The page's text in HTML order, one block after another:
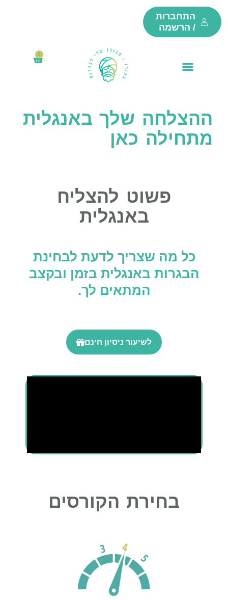
דילוג
לתוכן
התחברות
/ הרשמה
0
עגלת
ההצלחה שלך באנגלית
מתחילה כאן
פשוט להצליח
באנגלית
כל מה שצריך לדעת לבחינת
הבגרות באנגלית בזמן ובקצב
המתאים לך.
לשיעור ניסיון חינם
בחירת הקורסים